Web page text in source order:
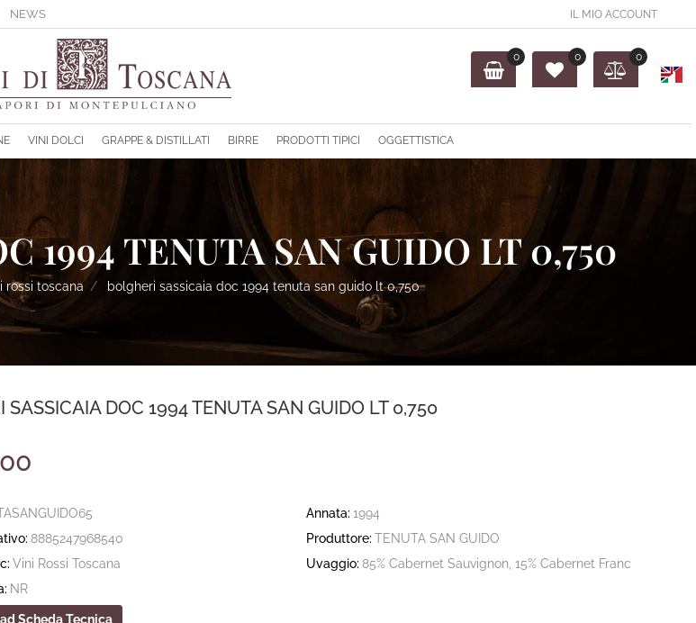
NEWS IL MIO ACCOUNT
0 0 0
VINI DOLCI GRAPPE & DISTILLATI BIRRE PRODOTTI TIPICI OGGETTISTICA
1994 TENUTA SAN GUIDO LT 0,750
rossi toscana bolgheri sassicaia doc 1994 tenuta san guido lt 0,750
SASSICAIA DOC 1994 TENUTA SAN GUIDO LT 0,750
8885247968540
Vini Rossi Toscana
NR
Annata: 1994
Produttore: TENUTA SAN GUIDO
Uvaggio: 85% Cabernet Sauvignon, 15% Cabernet Franc
Scheda Tecnica